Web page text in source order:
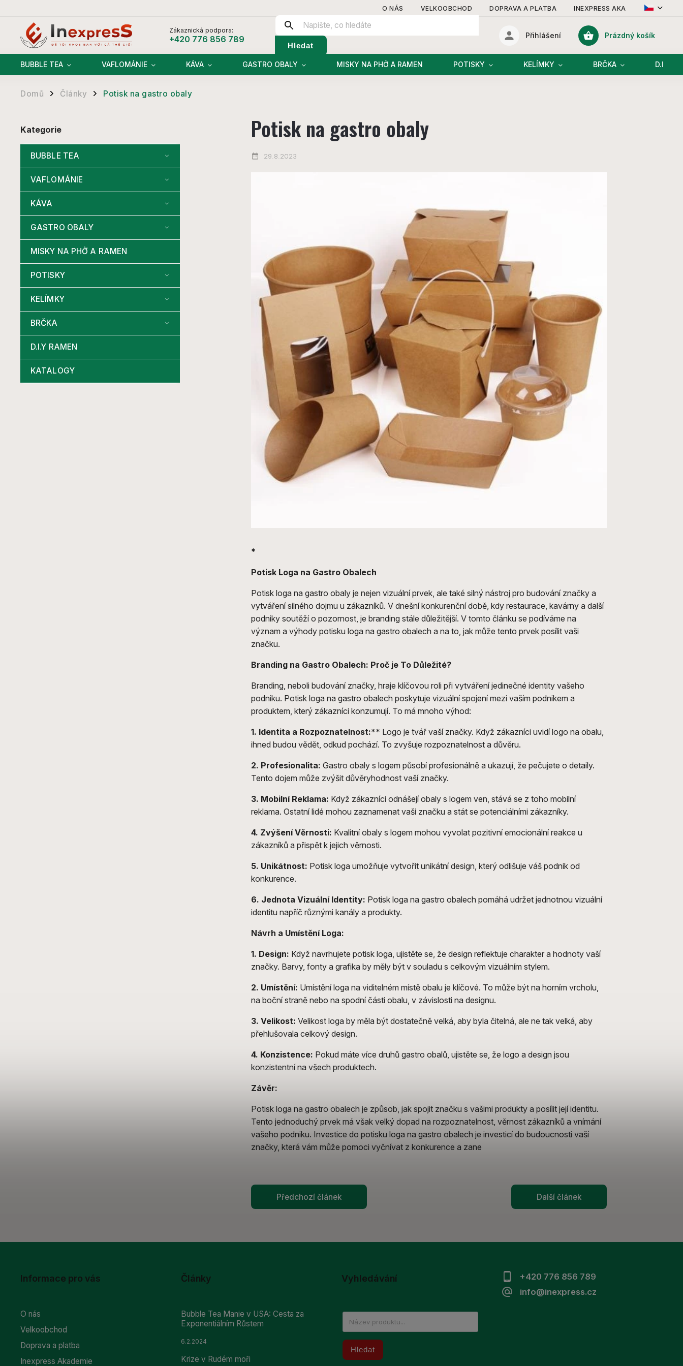
O NÁS VELKOOBCHOD DOPRAVA A PLATBA INEXPRESS AKADEMIE
Zákaznická podpora:
+420 776 856 789
Hledat
Nákupní
Prázdný košík
Přihlášení
BUBBLE TEA VAFLOMÁNIE KÁVA GASTRO OBALY MISKY NA PHỞ A RAMEN POTISKY KELÍMKY BRČKA D.I.Y
Domů / Články / Potisk na gastro obaly
Kategorie
BUBBLE TEA
VAFLOMÁNIE
KÁVA
GASTRO OBALY
MISKY NA PHỞ A RAMEN
POTISKY
KELÍMKY
BRČKA
D.I.Y RAMEN
KATALOGY
Potisk na gastro obaly
29.8.2023
*
Potisk Loga na Gastro Obalech
Potisk loga na gastro obaly je nejen vizuální prvek, ale také silný nástroj pro budování značky a
vytváření silného dojmu u zákazníků. V dnešní konkurenční době, kdy restaurace, kavárny a další
podniky soutěží o pozornost, je branding stále důležitější. V tomto článku se podíváme na
význam a výhody potisku loga na gastro obalech a na to, jak může tento prvek posílit vaši
značku.
Branding na Gastro Obalech: Proč je To Důležité?
Branding, neboli budování značky, hraje klíčovou roli při vytváření jedinečné identity vašeho
podniku. Potisk loga na gastro obalech poskytuje vizuální spojení mezi vaším podnikem a
produktem, který zákazníci konzumují. To má mnoho výhod:
1. Identita a Rozpoznatelnost:** Logo je tvář vaší značky. Když zákazníci uvidí logo na obalu,
ihned budou vědět, odkud pochází. To zvyšuje rozpoznatelnost a důvěru.
2. Profesionalita: Gastro obaly s logem působí profesionálně a ukazují, že pečujete o detaily.
Tento dojem může zvýšit důvěryhodnost vaší značky.
3. Mobilní Reklama: Když zákazníci odnášejí obaly s logem ven, stává se z toho mobilní
reklama. Ostatní lidé mohou zaznamenat vaši značku a stát se potenciálními zákazníky.
4. Zvýšení Věrnosti: Kvalitní obaly s logem mohou vyvolat pozitivní emocionální reakce u
zákazníků a přispět k jejich věrnosti.
5. Unikátnost: Potisk loga umožňuje vytvořit unikátní design, který odlišuje váš podnik od
konkurence.
6. Jednota Vizuální Identity: Potisk loga na gastro obalech pomáhá udržet jednotnou vizuální
identitu napříč různými kanály a produkty.
Návrh a Umístění Loga:
1. Design: Když navrhujete potisk loga, ujistěte se, že design reflektuje charakter a hodnoty vaší
značky. Barvy, fonty a grafika by měly být v souladu s celkovým vizuálním stylem.
2. Umístění: Umístění loga na viditelném místě obalu je klíčové. To může být na horním vrcholu,
na boční straně nebo na spodní části obalu, v závislosti na designu.
3. Velikost: Velikost loga by měla být dostatečně velká, aby byla čitelná, ale ne tak velká, aby
přehlušovala celkový design.
4. Konzistence: Pokud máte více druhů gastro obalů, ujistěte se, že logo a design jsou
konzistentní na všech produktech.
Závěr:
Potisk loga na gastro obalech je způsob, jak spojit značku s vašimi produkty a posílit její identitu.
Tento jednoduchý prvek má však velký dopad na rozpoznatelnost, věrnost zákazníků a vnímání
vašeho podniku. Investice do potisku loga na gastro obalech je investicí do budoucnosti vaší
značky, která vám může pomoci vyčnívat z konkurence a zane
Předchozí článek Další článek
+420 776 856 789
info@inexpress.cz
Informace pro vás
O nás
Velkoobchod
Doprava a platba
Inexpress Akademie
Články
Bubble Tea Manie v USA: Cesta za
Exponentiálním Růstem
6.2.2024
Krize v Rudém moři
Vyhledávání
Hledat